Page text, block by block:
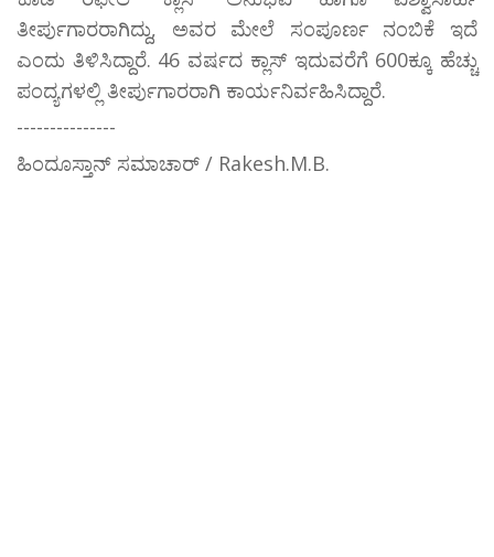
ತೀರ್ಪುಗಾರರಾಗಿದ್ದು, ಅವರ ಮೇಲೆ ಸಂಪೂರ್ಣ ನಂಬಿಕೆ ಇದೆ
ಎಂದು ತಿಳಿಸಿದ್ದಾರೆ. 46 ವರ್ಷದ ಕ್ಲಾಸ್ ಇದುವರೆಗೆ 600ಕ್ಕೂ ಹೆಚ್ಚು
ಪಂದ್ಯಗಳಲ್ಲಿ ತೀರ್ಪುಗಾರರಾಗಿ ಕಾರ್ಯನಿರ್ವಹಿಸಿದ್ದಾರೆ.
---------------
ಹಿಂದೂಸ್ತಾನ್ ಸಮಾಚಾರ್ / Rakesh.M.B.